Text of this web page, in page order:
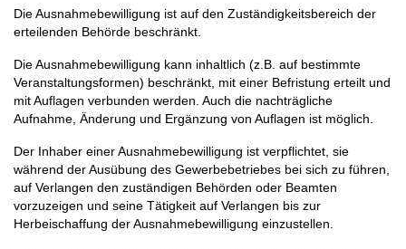
Die Ausnahmebewilligung ist auf den Zuständigkeitsbereich der
erteilenden Behörde beschränkt.
Die Ausnahmebewilligung kann inhaltlich (z.B. auf bestimmte
Veranstaltungsformen) beschränkt, mit einer Befristung erteilt und
mit Auflagen verbunden werden. Auch die nachträgliche
Aufnahme, Änderung und Ergänzung von Auflagen ist möglich.
Der Inhaber einer Ausnahmebewilligung ist verpflichtet, sie
während der Ausübung des Gewerbebetriebes bei sich zu führen,
auf Verlangen den zuständigen Behörden oder Beamten
vorzuzeigen und seine Tätigkeit auf Verlangen bis zur
Herbeischaffung der Ausnahmebewilligung einzustellen.